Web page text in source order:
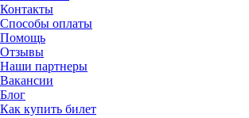
Контакты
Способы оплаты
Помощь
Отзывы
Наши партнеры
Вакансии
Блог
Как купить билет